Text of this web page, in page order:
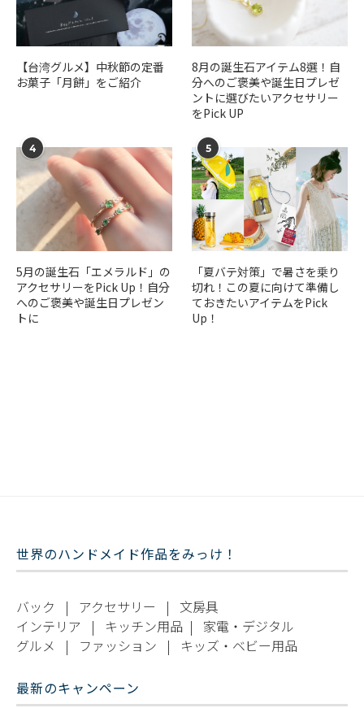
【台湾グルメ】中秋節の定番
お菓子「月餅」をご紹介
​​8月の誕生石アイテム8選！自
分へのご褒美や誕生日プレゼ
ントに選びたいアクセサリー
をPick UP
4
5月の誕生石「エメラルド」の
アクセサリーをPick Up！自分
へのご褒美や誕生日プレゼン
トに
5
「夏バテ対策」で暑さを乗り
切れ！この夏に向けて準備し
ておきたいアイテムをPick
Up！
世界のハンドメイド作品をみっけ！
バック | アクセサリー | 文房具
インテリア | キッチン用品 | 家電・デジタル
グルメ | ファッション | キッズ・ベビー用品
最新のキャンペーン